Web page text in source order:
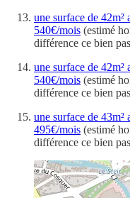
une surface de
540€/mois (estimé
différence ce bien
une surface de
540€/mois (estimé
différence ce bien
une surface de
495€/mois (estimé
différence ce bien